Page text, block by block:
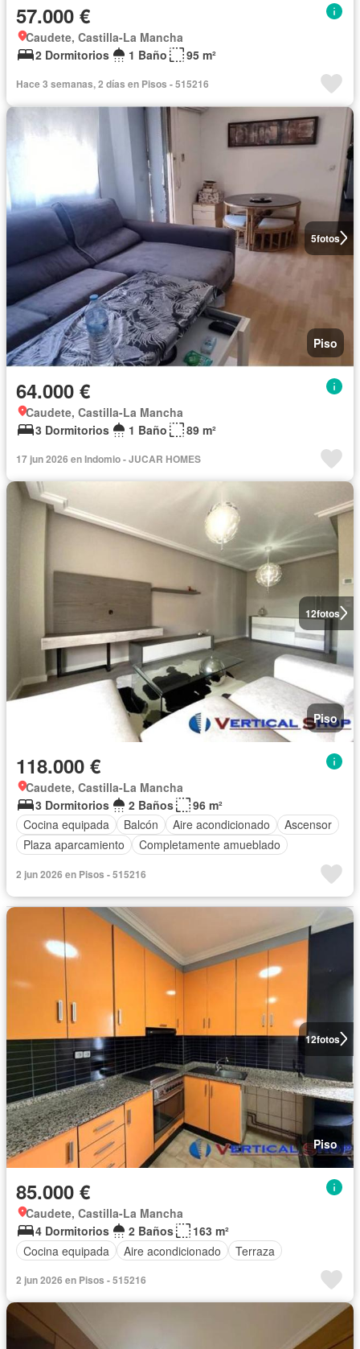
57.000 €
Caudete, Castilla-La Mancha
2 Dormitorios
1 Baño 95 m²
Hace 3 semanas, 2 días en Pisos - 515216
5fotos
Piso
64.000 €
Caudete, Castilla-La Mancha
3 Dormitorios
1 Baño 89 m²
17 jun 2026 en Indomio - JUCAR HOMES
12fotos
Piso
118.000 €
Caudete, Castilla-La Mancha
3 Dormitorios
2 Baños
96 m²
Cocina equipada
Balcón Aire acondicionado
Ascensor
Plaza aparcamiento
Completamente amueblado
2 jun 2026 en Pisos - 515216
12fotos
Piso
85.000 €
Caudete, Castilla-La Mancha
4 Dormitorios
2 Baños
163 m²
Cocina equipada
Aire acondicionado Terraza
2 jun 2026 en Pisos - 515216